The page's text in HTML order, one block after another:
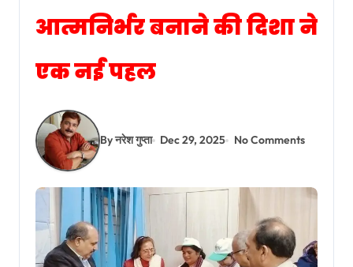
आत्मनिर्भर बनाने की दिशा ने
एक नई पहल
By नरेश गुप्ता Dec 29, 2025 No Comments